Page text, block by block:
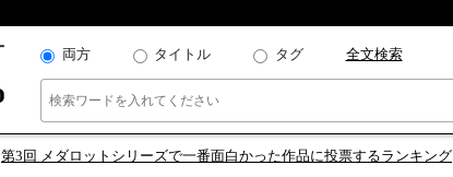
両方 タイトル タグ 全文検索
第3回 メダロットシリーズで一番面白かった作品に投票するランキング